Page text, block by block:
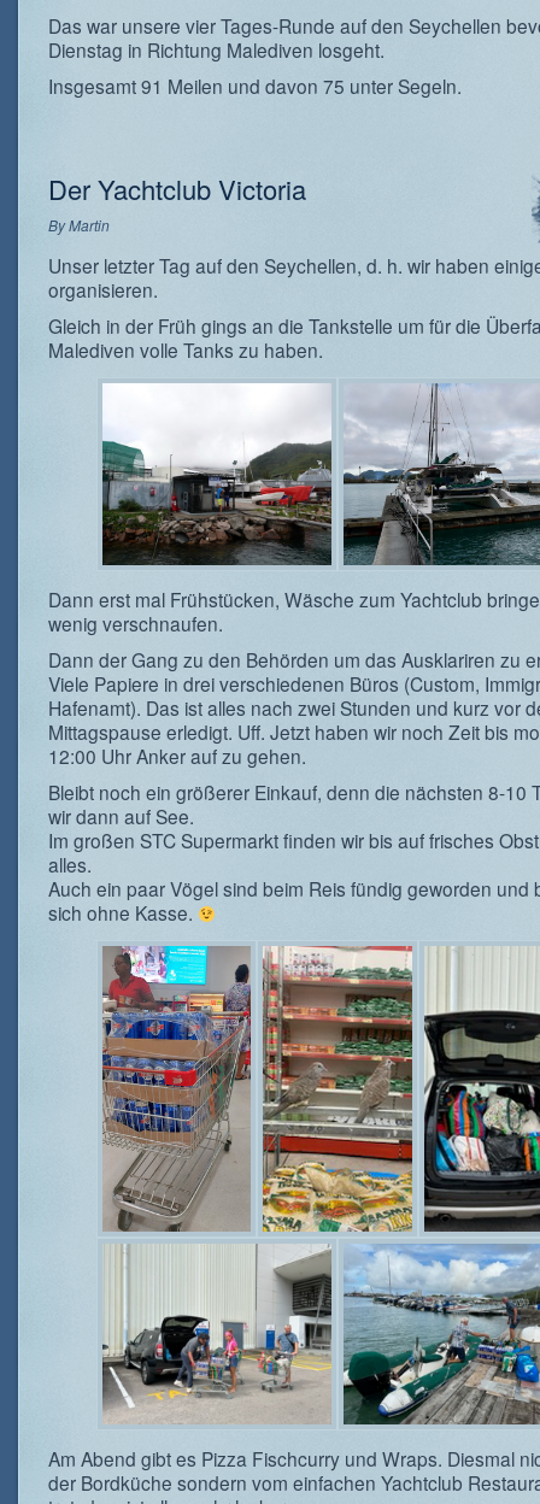
Das war unsere vier Tages-Runde auf den Seychellen
Dienstag in Richtung Malediven losgeht.
Insgesamt 91 Meilen und davon 75 unter Segeln.
Der Yachtclub Victoria
ByMartin
Unser letzter Tag auf den Seychellen, d. h. wir haben
organisieren.
Gleich in der Früh gings an die Tankstelle um für die
Malediven volle Tanks zu haben.
Dann erst mal Frühstücken, Wäsche zum Yachtclub
wenig verschnaufen.
Dann der Gang zu den Behörden um das Ausklariren zu
Viele Papiere in drei verschiedenen Büros (Custom,
Hafenamt). Das ist alles nach zwei Stunden und kurz vor
Mittagspause erledigt. Uff. Jetzt haben wir noch Zeit bis
12:00 Uhr Anker auf zu gehen.
Bleibt noch ein größerer Einkauf, denn die nächsten 8-10
wir dann auf See.
Im großen STC Supermarkt finden wir bis auf frisches
alles.
Auch ein paar Vögel sind beim Reis fündig geworden und
sich ohne Kasse.
Am Abend gibt es Pizza Fischcurry und Wraps. Diesmal
der Bordküche sondern vom einfachen Yachtclub